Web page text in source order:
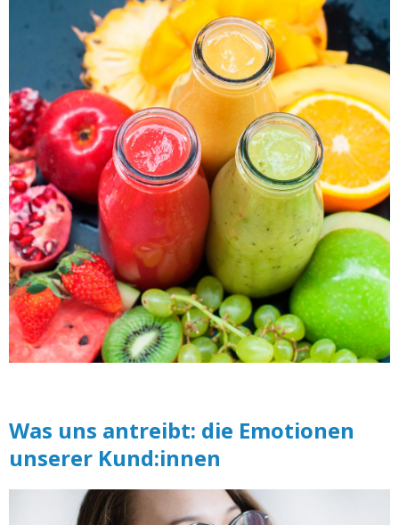
Was uns antreibt: die Emotionen
unserer Kund:innen